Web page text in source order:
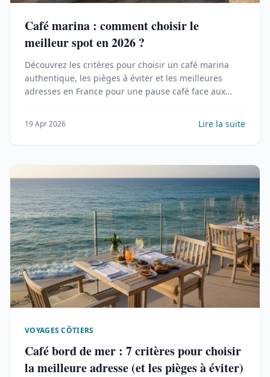
Café marina : comment choisir le
meilleur spot en 2026 ?
Découvrez les critères pour choisir un café marina
authentique, les pièges à éviter et les meilleures
adresses en France pour une pause café face aux
19 Apr 2026 Lire la suite
VOYAGES CÔTIERS
Café bord de mer : 7 critères pour choisir
la meilleure adresse (et les pièges à éviter)